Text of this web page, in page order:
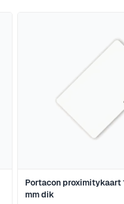
is mogelijk met
Portacon proximitykaart
mm dik